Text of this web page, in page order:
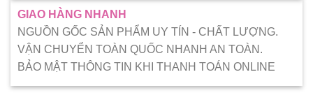
GIAO HÀNG NHANH
NGUỒN GỐC SẢN PHẨM UY TÍN - CHẤT LƯỢNG.
VẬN CHUYỂN TOÀN QUỐC NHANH AN TOÀN.
BẢO MẬT THÔNG TIN KHI THANH TOÁN ONLINE